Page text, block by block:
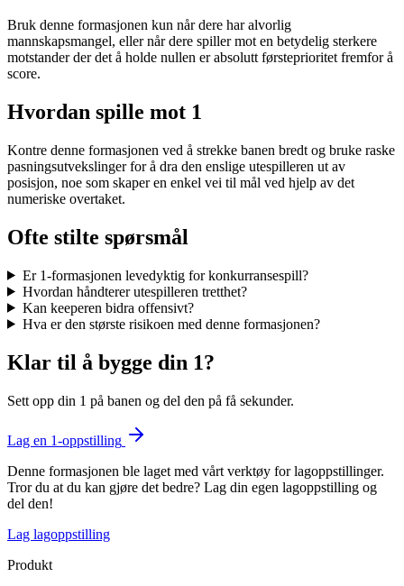
Bruk denne formasjonen kun når dere har alvorlig
mannskapsmangel, eller når dere spiller mot en betydelig sterkere
motstander der det å holde nullen er absolutt førsteprioritet fremfor å
score.
Hvordan spille mot 1
Kontre denne formasjonen ved å strekke banen bredt og bruke raske
pasningsutvekslinger for å dra den enslige utespilleren ut av
posisjon, noe som skaper en enkel vei til mål ved hjelp av det
numeriske overtaket.
Ofte stilte spørsmål
Er 1-formasjonen levedyktig for konkurransespill?
Hvordan håndterer utespilleren tretthet?
Kan keeperen bidra offensivt?
Hva er den største risikoen med denne formasjonen?
Klar til å bygge din 1?
Sett opp din 1 på banen og del den på få sekunder.
Lag en 1-oppstilling
Denne formasjonen ble laget med vårt verktøy for lagoppstillinger.
Tror du at du kan gjøre det bedre? Lag din egen lagoppstilling og
del den!
Lag lagoppstilling
Produkt